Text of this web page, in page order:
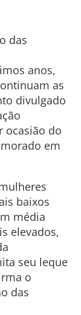
das
anos,
as
divulgado
ocasião do
em
baixos
média
elevados,
seu leque
o
das